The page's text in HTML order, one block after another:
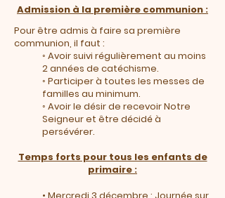
Admission à la première communion :
Pour être admis à faire sa première
communion, il faut :
◦ Avoir suivi régulièrement au moins
2 années de catéchisme.
◦ Participer à toutes les messes de
familles au minimum.
◦ Avoir le désir de recevoir Notre
Seigneur et être décidé à
persévérer.
Temps forts pour tous les enfants de
primaire :